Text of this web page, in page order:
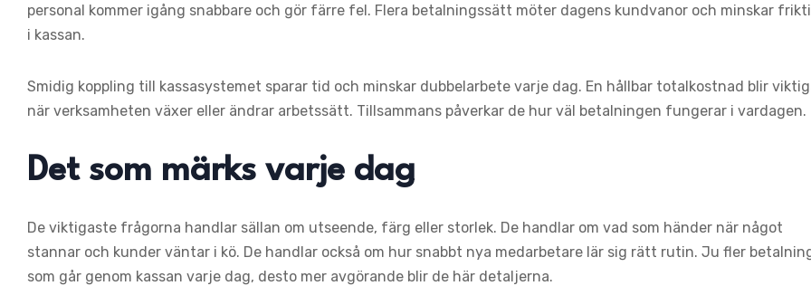
personal kommer igång snabbare och gör färre fel. Flera betalningssätt möter dagens kundvanor och minskar
i kassan.
Smidig koppling till kassasystemet sparar tid och minskar dubbelarbete varje dag. En hållbar totalkostnad blir
när verksamheten växer eller ändrar arbetssätt. Tillsammans påverkar de hur väl betalningen fungerar i vardagen.
Det som märks varje dag
De viktigaste frågorna handlar sällan om utseende, färg eller storlek. De handlar om vad som händer när något
stannar och kunder väntar i kö. De handlar också om hur snabbt nya medarbetare lär sig rätt rutin. Ju fler
som går genom kassan varje dag, desto mer avgörande blir de här detaljerna.